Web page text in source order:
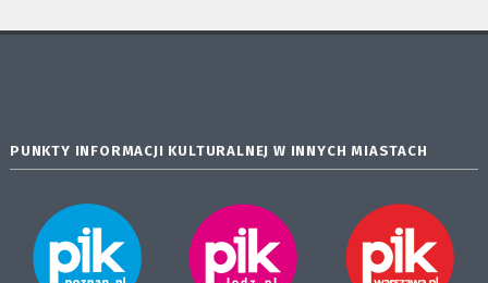
PUNKTY INFORMACJI KULTURALNEJ W INNYCH MIASTACH